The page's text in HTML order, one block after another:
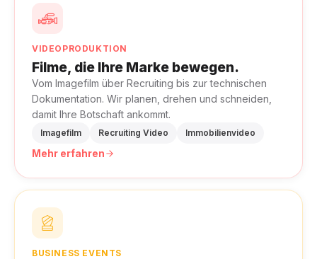
VIDEOPRODUKTION
Filme, die Ihre Marke bewegen.
Vom Imagefilm über Recruiting bis zur technischen
Dokumentation. Wir planen, drehen und schneiden,
damit Ihre Botschaft ankommt.
Imagefilm Recruiting Video Immobilienvideo
Mehr erfahren
BUSINESS EVENTS